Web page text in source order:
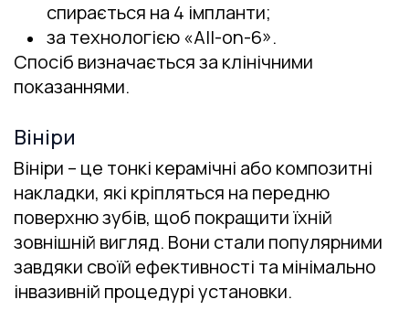
спирається на 4 імпланти;
за технологією «All-on-6».
Спосіб визначається за клінічними
показаннями.
Вініри
Вініри – це тонкі керамічні або композитні
накладки, які кріпляться на передню
поверхню зубів, щоб покращити їхній
зовнішній вигляд. Вони стали популярними
завдяки своїй ефективності та мінімально
інвазивній процедурі установки.